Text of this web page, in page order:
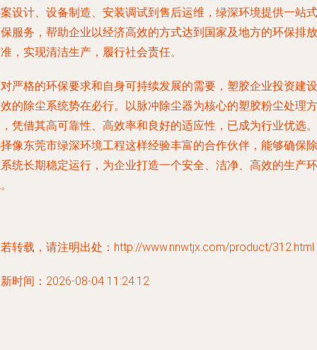
设计、设备制造、安装调试到售后运维，绿深环境提供一站式
服务，帮助企业以经济高效的方式达到国家及地方的环保排放
，实现清洁生产，履行社会责任。
严格的环保要求和自身可持续发展的需要，塑胶企业投资建设
的除尘系统势在必行。以脉冲除尘器为核心的塑胶粉尘处理方
凭借其高可靠性、高效率和良好的适应性，已成为行业优选。
像东莞市绿深环境工程这样经验丰富的合作伙伴，能够确保除
统长期稳定运行，为企业打造一个安全、洁净、高效的生产环
转载，请注明出处：http://www.nnwtjx.com/product/312.html
时间：2026-08-04 11:24:12